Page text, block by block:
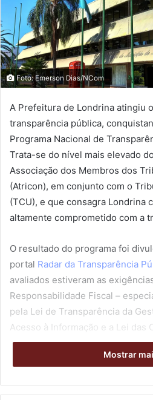
Foto: Emerson Dias/NCom
A Prefeitura de Londrina atingiu
transparência pública,
Programa Nacional de
Trata-se do nível mais elevado
Associação dos Membros dos
(Atricon), em conjunto com o
(TCU), e que consagra Londrina
altamente comprometido com a
O resultado do programa foi
portal Radar da Transparência
avaliados estiveram as
Responsabilidade Fiscal –
pela Lei de Transparência da
Acesso à Informação e a Lei das
Mostrar